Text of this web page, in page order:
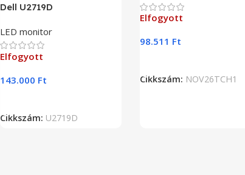
Dell U2719D
LED monitor
Elfogyott
143.000 Ft
Cikkszám: U2719D
Elfogyott
98.511 Ft
Cikkszám: NOV26TCH1